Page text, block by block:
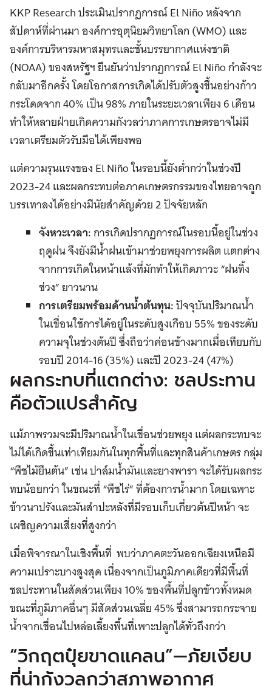
KKP Research ประเมินปรากฏการณ์ El Niño หลังจาก
สัปดาห์ที่ผ่านมา องค์การอุตุนิยมวิทยาโลก (WMO) และ
องค์การบริหารมหาสมุทรและชั้นบรรยากาศแห่งชาติ
(NOAA) ของสหรัฐฯ ยืนยันว่าปรากฏการณ์ El Niño กำลังจะ
กลับมาอีกครั้ง โดยโอกาสการเกิดได้ปรับตัวสูงขึ้นอย่างก้าว
กระโดดจาก 40% เป็น 98% ภายในระยะเวลาเพียง 6 เดือน
ทำให้หลายฝ่ายเกิดความกังวลว่าภาคการเกษตรอาจไม่มี
เวลาเตรียมตัวรับมือได้เพียงพอ
แต่ความรุนแรงของ El Niño ในรอบนี้ยังต่ำกว่าในช่วงปี
2023-24 และผลกระทบต่อภาคเกษตรกรรมของไทยอาจถูก
บรรเทาลงได้อย่างมีนัยสำคัญด้วย 2 ปัจจัยหลัก
จังหวะเวลา:การเกิดปรากฏการณ์ในรอบนี้อยู่ในช่วง
ฤดูฝน จึงยังมีน้ำฝนเข้ามาช่วยพยุงการผลิต แตกต่าง
จากการเกิดในหน้าแล้งที่มักทำให้เกิดภาวะ “ฝนทิ้ง
ช่วง” ยาวนาน
การเตรียมพร้อมด้านน้ำต้นทุน:ปัจจุบันปริมาณน้ำ
ในเขื่อนใช้การได้อยู่ในระดับสูงเกือบ 55% ของระดับ
ความจุในช่วงต้นปี ซึ่งถือว่าค่อนข้างมากเมื่อเทียบกับ
รอบปี 2014-16 (35%) และปี 2023-24 (47%)
ผลกระทบที่แตกต่าง: ชลประทาน
คือตัวแปรสำคัญ
แม้ภาพรวมจะมีปริมาณน้ำในเขื่อนช่วยพยุง แต่ผลกระทบจะ
ไม่ได้เกิดขึ้นเท่าเทียมกันในทุกพื้นที่และทุกสินค้าเกษตร กลุ่ม
“พืชไม้ยืนต้น” เช่น ปาล์มน้ำมันและยางพารา จะได้รับผลกระ
ทบน้อยกว่า ในขณะที่ “พืชไร่” ที่ต้องการน้ำมาก โดยเฉพาะ
ข้าวนาปรังและมันสำปะหลังที่มีรอบเก็บเกี่ยวต้นปีหน้า จะ
เผชิญความเสี่ยงที่สูงกว่า
เมื่อพิจารณาในเชิงพื้นที่ พบว่าภาคตะวันออกเฉียงเหนือมี
ความเปราะบางสูงสุด เนื่องจากเป็นภูมิภาคเดียวที่มีพื้นที่
ชลประทานในสัดส่วนเพียง 10% ของพื้นที่ปลูกข้าวทั้งหมด
ขณะที่ภูมิภาคอื่นๆ มีสัดส่วนเฉลี่ย 45% ซึ่งสามารถกระจาย
น้ำจากเขื่อนไปหล่อเลี้ยงพื้นที่เพาะปลูกได้ทั่วถึงกว่า
“วิกฤตปุ๋ยขาดแคลน”—ภัยเงียบ
ที่น่ากังวลกว่าสภาพอากาศ